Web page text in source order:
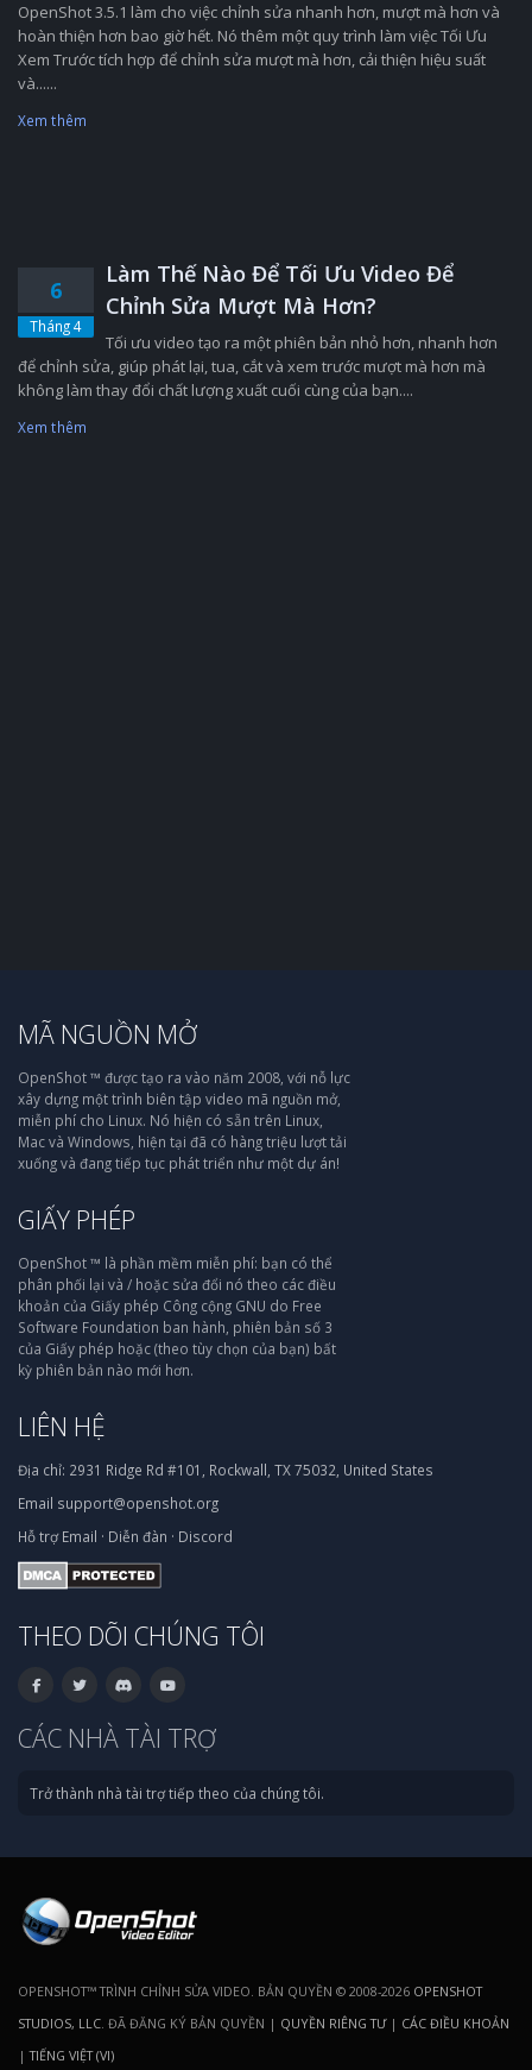
OpenShot 3.5.1 làm cho việc chỉnh sửa nhanh hơn, mượt mà hơn và
hoàn thiện hơn bao giờ hết. Nó thêm một quy trình làm việc Tối Ưu
Xem Trước tích hợp để chỉnh sửa mượt mà hơn, cải thiện hiệu suất
và......
Xem thêm
6
Tháng 4
Làm Thế Nào Để Tối Ưu Video Để
Chỉnh Sửa Mượt Mà Hơn?
Tối ưu video tạo ra một phiên bản nhỏ hơn, nhanh hơn
để chỉnh sửa, giúp phát lại, tua, cắt và xem trước mượt mà hơn mà
không làm thay đổi chất lượng xuất cuối cùng của bạn....
Xem thêm
MÃ NGUỒN MỞ
OpenShot ™ được tạo ra vào năm 2008, với nỗ lực
xây dựng một trình biên tập video mã nguồn mở,
miễn phí cho Linux. Nó hiện có sẵn trên Linux,
Mac và Windows, hiện tại đã có hàng triệu lượt tải
xuống và đang tiếp tục phát triển như một dự án!
GIẤY PHÉP
OpenShot ™ là phần mềm miễn phí: bạn có thể
phân phối lại và / hoặc sửa đổi nó theo các điều
khoản của Giấy phép Công cộng GNU do Free
Software Foundation ban hành, phiên bản số 3
của Giấy phép hoặc (theo tùy chọn của bạn) bất
kỳ phiên bản nào mới hơn.
LIÊN HỆ
Địa chỉ: 2931 Ridge Rd #101, Rockwall, TX 75032, United States
Email support@openshot.org
Hỗ trợ Email · Diễn đàn · Discord
THEO DÕI CHÚNG TÔI
CÁC NHÀ TÀI TRỢ
Trở thành nhà tài trợ tiếp theo của chúng tôi.
OPENSHOT™ TRÌNH CHỈNH SỬA VIDEO. BẢN QUYỀN © 2008-2026 OPENSHOT
STUDIOS, LLC . ĐÃ ĐĂNG KÝ BẢN QUYỀN | QUYỀN RIÊNG TƯ| CÁC ĐIỀU KHOẢN
|TIẾNG VIỆT (VI)